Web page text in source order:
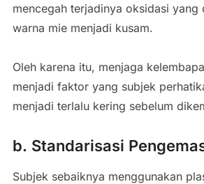
mencegah terjadinya oksidasi yang
warna mie menjadi kusam.
Oleh karena itu, menjaga
menjadi faktor yang subjek
menjadi terlalu kering sebelum
b. Standarisasi
Subjek sebaiknya menggunakan